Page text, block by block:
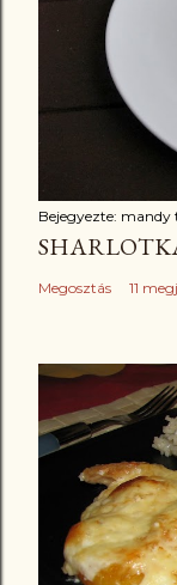
Bejegyezte: mandy
Megosztás 11